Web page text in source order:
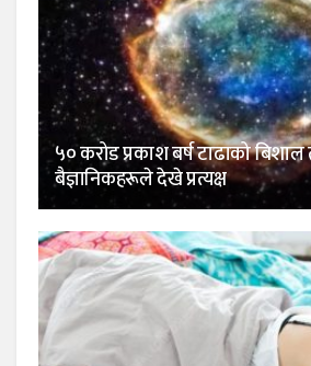
५० करोड प्रकाश बर्ष टाढाको बिशाल
बैज्ञानिकहरूले देखे प्रत्यक्ष